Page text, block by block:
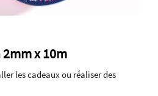
2mm x 10m
les cadeaux ou réaliser des